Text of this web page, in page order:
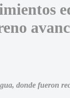
donde fueron